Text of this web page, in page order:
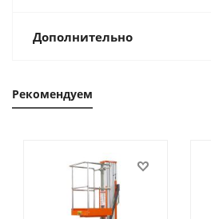
Дополнительно
Рекомендуем